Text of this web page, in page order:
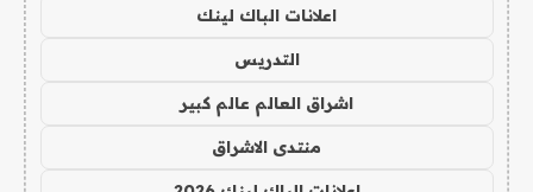
اعلانات الباك لينك
التدريس
اشراق العالم عالم كبير
منتدى الاشراق